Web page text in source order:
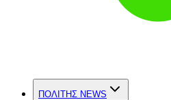
ΠΟΛΙΤΗΣ NEWS